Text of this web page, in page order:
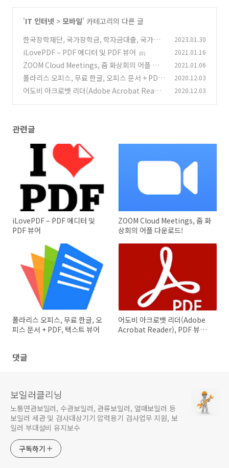
'IT 인터넷 > 모바일' 카테고리의 다른 글
한국장학재단, 국가장학금, 학자금대출, 국가교
육근로장학금
(0)
2023.01.30
iLovePDF – PDF 에디터 및 PDF 뷰어 (0) 2021.01.16
ZOOM Cloud Meetings, 줌 화상회의 어플 다
운로드! (0)
2021.01.06
폴라리스 오피스, 무료 한글, 오피스 문서 + PDF,
텍스트 뷰어
(0)
2020.12.03
어도비 아크로뱃 리더(Adobe Acrobat Reade
2020.12.03
관련글
iLovePDF – PDF 에디터 및
PDF 뷰어
ZOOM Cloud Meetings, 줌 화
상회의 어플 다운로드!
폴라리스 오피스, 무료 한글, 오
피스 문서 + PDF, 텍스트 뷰어
어도비 아크로뱃 리더(Adobe
Acrobat Reader), PDF 뷰어,
댓글
보일러클리닝
노통연관보일러, 수관보일러, 관류보일러, 열매보일러 등
보일러 세관 및 검사대상기기 압력용기 검사업무 지원, 보
일러 부대설비 유지보수
구독하기